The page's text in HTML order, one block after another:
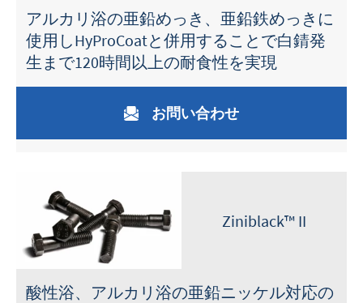
アルカリ浴の亜鉛めっき、亜鉛鉄めっきに
使用しHyProCoatと併用することで白錆発
生まで120時間以上の耐食性を実現
お問い合わせ
Ziniblack™ II
酸性浴、アルカリ浴の亜鉛ニッケル対応の